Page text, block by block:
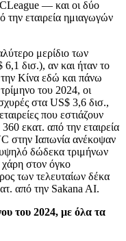
— και οι δύο
εταιρεία ημιαγωγών
μερίδιο των
δισ.), αν και ήταν το
την Κίνα εδώ και πάνω
του 2024, οι
στα US$ 3,6 δισ.,
που εστιάζουν
εκατ. από την εταιρεία
στην Ιαπωνία ανέκοψαν
δώδεκα τριμήνων
χάρη στον όγκο
των τελευταίων δέκα
από την Sakana AI.
του 2024, με όλα τα